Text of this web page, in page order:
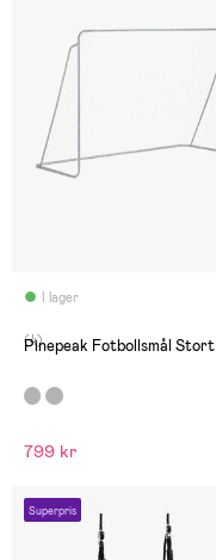
I lager
(4)
Pinepeak Fotbollsmål Stort
799 kr
Superpris